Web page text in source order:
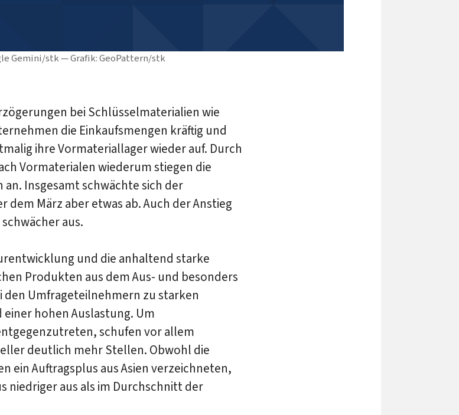
Gemini/stk — Grafik: GeoPattern/stk
bei Schlüsselmaterialien wie
die Einkaufsmengen kräftig und
ihre Vormateriallager wieder auf. Durch
Vormaterialen wiederum stiegen die
Insgesamt schwächte sich der
dem März aber etwas ab. Auch der Anstieg
aus.
und die anhaltend starke
Produkten aus dem Aus- und besonders
Umfrageteilnehmern zu starken
hohen Auslastung. Um
schufen vor allem
deutlich mehr Stellen. Obwohl die
ein Auftragsplus aus Asien verzeichneten,
niedriger aus als im Durchschnitt der